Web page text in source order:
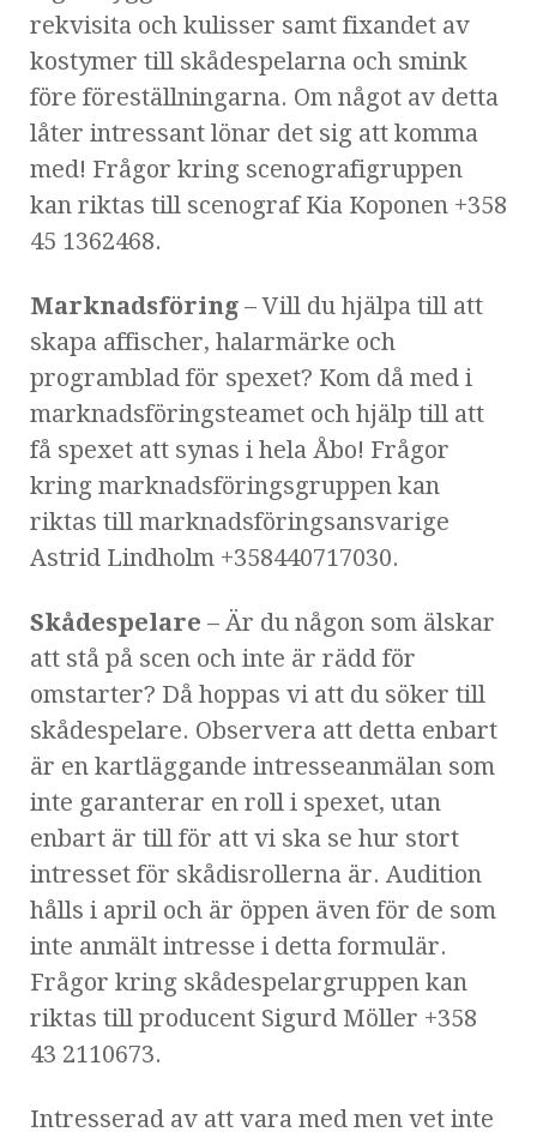
rekvisita och kulisser samt fixandet av
kostymer till skådespelarna och smink
före föreställningarna. Om något av detta
låter intressant lönar det sig att komma
med! Frågor kring scenografigruppen
kan riktas till scenograf Kia Koponen +358
45 1362468.
Marknadsföring – Vill du hjälpa till att
skapa affischer, halarmärke och
programblad för spexet? Kom då med i
marknadsföringsteamet och hjälp till att
få spexet att synas i hela Åbo! Frågor
kring marknadsföringsgruppen kan
riktas till marknadsföringsansvarige
Astrid Lindholm +358440717030.
Skådespelare – Är du någon som älskar
att stå på scen och inte är rädd för
omstarter? Då hoppas vi att du söker till
skådespelare. Observera att detta enbart
är en kartläggande intresseanmälan som
inte garanterar en roll i spexet, utan
enbart är till för att vi ska se hur stort
intresset för skådisrollerna är. Audition
hålls i april och är öppen även för de som
inte anmält intresse i detta formulär.
Frågor kring skådespelargruppen kan
riktas till producent Sigurd Möller +358
43 2110673.
Intresserad av att vara med men vet inte